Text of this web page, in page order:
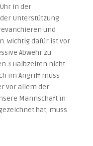
in der
Unterstützung
und
Wichtig dafür ist vor
Abwehr zu
3 Halbzeiten nicht
im Angriff muss
vor allem der
Mannschaft in
hat, muss